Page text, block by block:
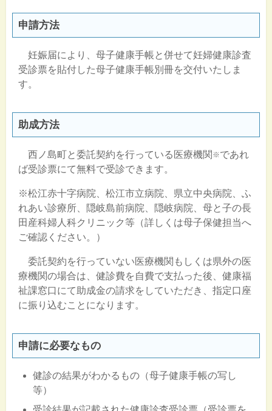
申請方法
妊娠届により、母子健康手帳と併せて妊婦健康診査
受診票を貼付した母子健康手帳別冊を交付いたしま
す。
助成方法
西ノ島町と委託契約を行っている医療機関 ※であれ
ば受診票にて無料で受診できます。
※松江赤十字病院、松江市立病院、県立中央病院、ふ
れあい診療所、隠岐島前病院、隠岐病院、母と子の長
田産科婦人科クリニック等（詳しくは母子保健担当へ
ご確認ください。）
委託契約を行っていない医療機関もしくは県外の医
療機関の場合は、健診費を自費で支払った後、健康福
祉課窓口にて助成金の請求をしていただき、指定口座
に振り込むことになります。
申請に必要なもの
健診の結果がわかるもの（母子健康手帳の写し
等）